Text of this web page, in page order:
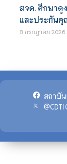
สจด. ศึกษาดู
และประกัน
8 กรกฎาคม 2026
สถาบั